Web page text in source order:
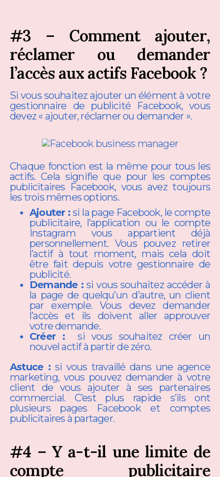
#3 – Comment ajouter,
réclamer ou demander
l’accès aux actifs Facebook ?
Si vous souhaitez ajouter un élément à votre
gestionnaire de publicité Facebook, vous
devez « ajouter, réclamer ou demander ».
Chaque fonction est la même pour tous les
actifs. Cela signifie que pour les comptes
publicitaires Facebook, vous avez toujours
les trois mêmes options.
Ajouter : si la page Facebook, le compte
publicitaire, l’application ou le compte
Instagram vous appartient déjà
personnellement. Vous pouvez retirer
l’actif à tout moment, mais cela doit
être fait depuis votre gestionnaire de
publicité.
Demande : si vous souhaitez accéder à
la page de quelqu’un d’autre, un client
par exemple. Vous devez demander
l’accès et ils doivent aller approuver
votre demande.
Créer : si vous souhaitez créer un
nouvel actif à partir de zéro.
Astuce ️:si vous travaillé dans une agence
marketing, vous pouvez demander à votre
client de vous ajouter à ses partenaires
commercial. C’est plus rapide s’ils ont
plusieurs pages Facebook et comptes
publicitaires à partager.
#4 – Y a-t-il une limite de
compte publicitaire